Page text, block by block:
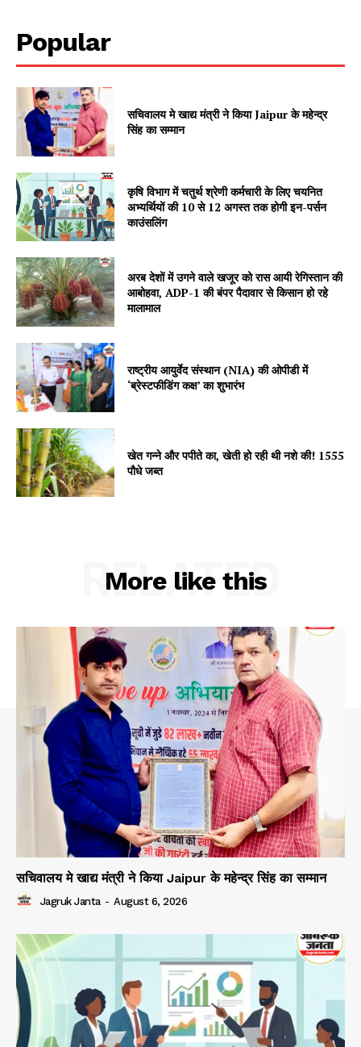
Jagruk Janta
Vishwasniya Hindi Akhbaar
Company
About
Popular
सचिवालय मे खाद्य मंत्री ने किया Jaipur के महेन्द्र
सिंह का सम्मान
कृषि विभाग में चतुर्थ श्रेणी कर्मचारी के लिए चयनित
अभ्यर्थियों की 10 से 12 अगस्त तक होगी इन-पर्सन
काउंसलिंग
अरब देशों में उगने वाले खजूर को रास आयी रेगिस्तान की
आबोहवा, ADP-1 की बंपर पैदावार से किसान हो रहे
मालामाल
राष्ट्रीय आयुर्वेद संस्थान (NIA) की ओपीडी में
‘ब्रेस्टफीडिंग कक्ष’ का शुभारंभ
खेत गन्ने और पपीते का, खेती हो रही थी नशे की! 1555
पौधे जब्त
More like this
RELATED
सचिवालय मे खाद्य मंत्री ने किया Jaipur के महेन्द्र सिंह का सम्मान
Jagruk Janta - August 6, 2026